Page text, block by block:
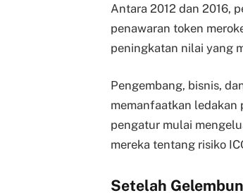
Antara 2012 dan 2016,
penawaran token
peningkatan nilai yang
Pengembang, bisnis,
memanfaatkan ledakan
pengatur mulai
mereka tentang risiko
Setelah